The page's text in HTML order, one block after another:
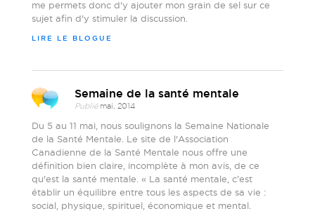
me permets donc d'y ajouter mon grain de sel sur ce
sujet afin d'y stimuler la discussion.
LIRE LE BLOGUE
Semaine de la santé mentale
Publié mai, 2014
Du 5 au 11 mai, nous soulignons la Semaine Nationale
de la Santé Mentale. Le site de l'Association
Canadienne de la Santé Mentale nous offre une
définition bien claire, incomplète à mon avis, de ce
qu'est la santé mentale. « La santé mentale, c’est
établir un équilibre entre tous les aspects de sa vie :
social, physique, spirituel, économique et mental.